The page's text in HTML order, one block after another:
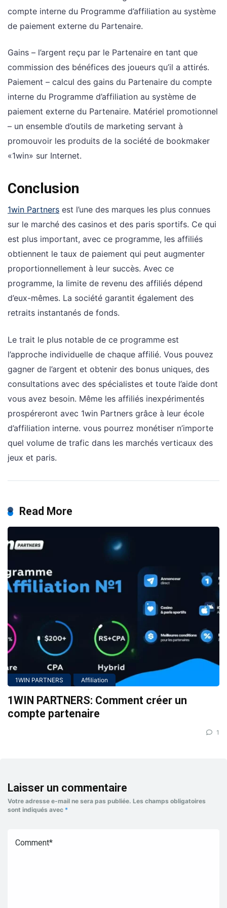
compte interne du Programme d’affiliation au système
de paiement externe du Partenaire.
Gains – l’argent reçu par le Partenaire en tant que
commission des bénéfices des joueurs qu’il a attirés.
Paiement – calcul des gains du Partenaire du compte
interne du Programme d’affiliation au système de
paiement externe du Partenaire. Matériel promotionnel
– un ensemble d’outils de marketing servant à
promouvoir les produits de la société de bookmaker
«1win» sur Internet.
Conclusion
1win Partners est l’une des marques les plus connues
sur le marché des casinos et des paris sportifs. Ce qui
est plus important, avec ce programme, les affiliés
obtiennent le taux de paiement qui peut augmenter
proportionnellement à leur succès. Avec ce
programme, la limite de revenu des affiliés dépend
d’eux-mêmes. La société garantit également des
retraits instantanés de fonds.
Le trait le plus notable de ce programme est
l’approche individuelle de chaque affilié. Vous pouvez
gagner de l’argent et obtenir des bonus uniques, des
consultations avec des spécialistes et toute l’aide dont
vous avez besoin. Même les affiliés inexpérimentés
prospéreront avec 1win Partners grâce à leur école
d’affiliation interne. vous pourrez monétiser n’importe
quel volume de trafic dans les marchés verticaux des
jeux et paris.
Read More
1WIN PARTNERS Affiliation
1WIN PARTNERS: Comment créer un
compte partenaire
1
Laisser un commentaire
Votre adresse e-mail ne sera pas publiée. Les champs obligatoires
sont indiqués avec *